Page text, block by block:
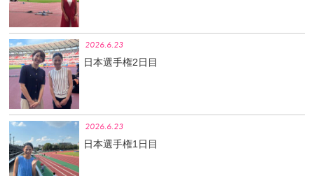
2026.6.23
日本選手権2日目
2026.6.23
日本選手権1日目